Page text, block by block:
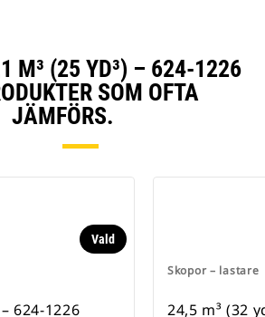
M³ (25 YD³) – 624-1226
SOM OFTA
JÄMFÖRS.
Vald
624-1226
Skopor – lastare
24,5 m³ (32